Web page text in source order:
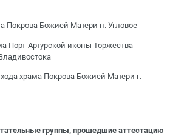
Покрова Божией Матери п. Угловое
Порт-Артурской иконы Торжества
храма Покрова Божией Матери г.
группы, прошедшие аттестацию